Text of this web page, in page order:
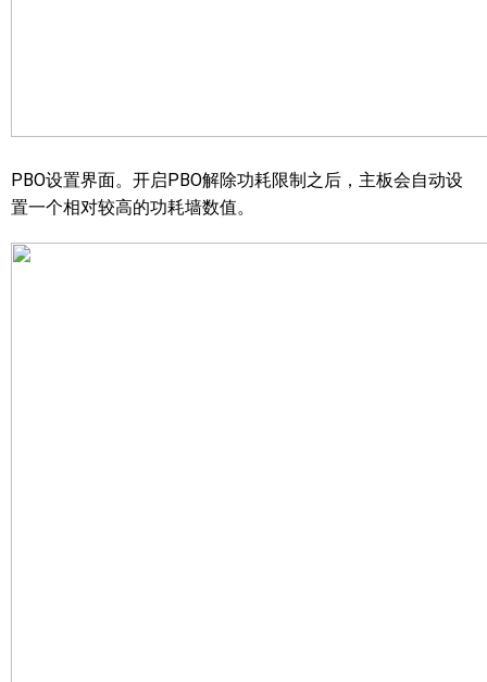
PBO设置界面。开启PBO解除功耗限制之后，主板会自动设
置一个相对较高的功耗墙数值。